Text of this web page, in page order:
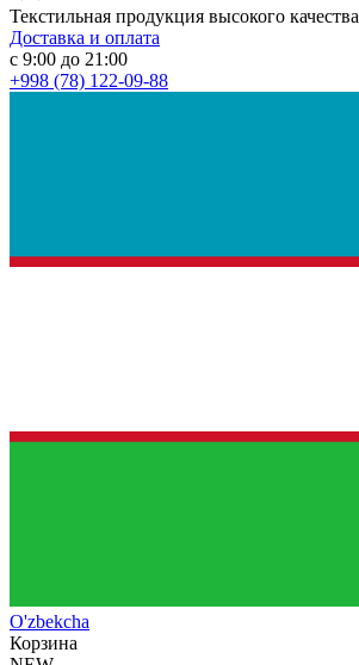
Текстильная продукция высокого качества
Доставка и оплата
с 9:00 до 21:00
+998 (78) 122-09-88
O'zbekcha
Корзина